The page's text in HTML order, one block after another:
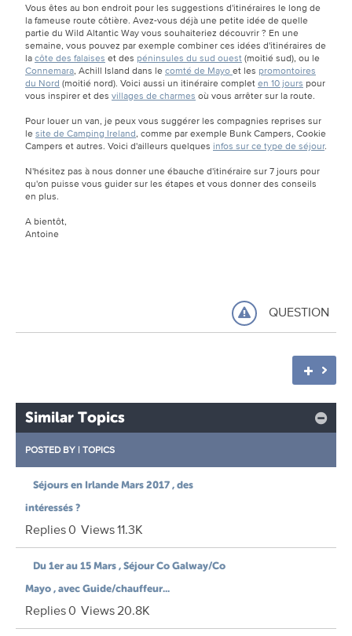
Vous êtes au bon endroit pour les suggestions d'itinéraires le long de
la fameuse route côtière. Avez-vous déjà une petite idée de quelle
partie du Wild Altantic Way vous souhaiteriez découvrir ? En une
semaine, vous pouvez par exemple combiner ces idées d'itinéraires de
lacôte des falaises et des péninsules du sud ouest(moitié sud), ou le
Connemara, Achill Island dans le comté de Mayoet les promontoires
du Nord (moitié nord). Voici aussi un itinéraire completen 10 jours pour
vous inspirer et des villages de charmes où vous arrêter sur la route.
Pour louer un van, je peux vous suggérer les compagnies reprises sur
le site de Camping Ireland, comme par exemple Bunk Campers, Cookie
Campers et autres. Voici d'ailleurs quelques infos sur ce type de séjour.
N'hésitez pas à nous donner une ébauche d'itinéraire sur 7 jours pour
qu'on puisse vous guider sur les étapes et vous donner des conseils
en plus.
A bientôt,
Antoine
QUESTION
Similar Topics
POSTED BY | TOPICS
Séjours en Irlande Mars 2017 , des
intéressés ?
Replies0 Views11.3K
Du 1er au 15 Mars , Séjour Co Galway/Co
Mayo , avec Guide/chauffeur...
Replies0 Views20.8K